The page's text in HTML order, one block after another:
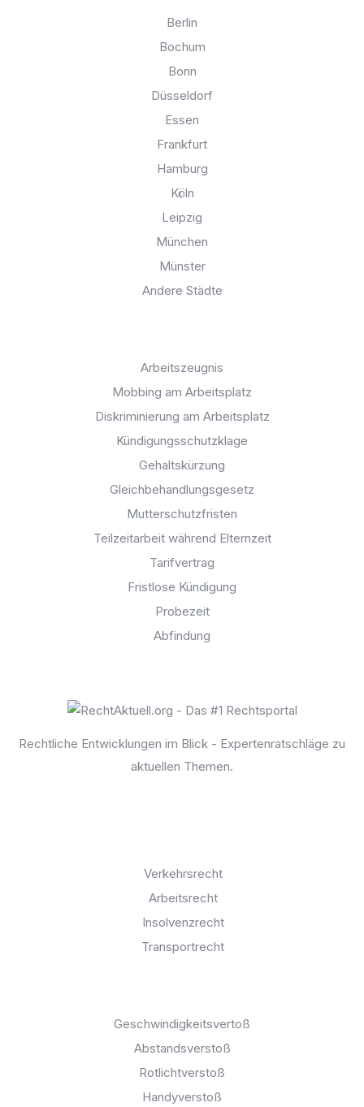
Berlin
Bochum
Bonn
Düsseldorf
Essen
Frankfurt
Hamburg
Köln
Leipzig
München
Münster
Andere Städte
Arbeitszeugnis
Mobbing am Arbeitsplatz
Diskriminierung am Arbeitsplatz
Kündigungsschutzklage
Gehaltskürzung
Gleichbehandlungsgesetz
Mutterschutzfristen
Teilzeitarbeit während Elternzeit
Tarifvertrag
Fristlose Kündigung
Probezeit
Abfindung
Rechtliche Entwicklungen im Blick - Expertenratschläge zu
aktuellen Themen.
Verkehrsrecht
Arbeitsrecht
Insolvenzrecht
Transportrecht
Geschwindigkeitsvertoß
Abstandsverstoß
Rotlichtverstoß
Handyverstoß